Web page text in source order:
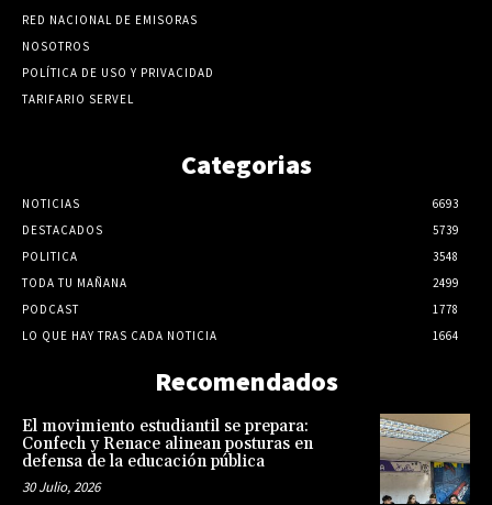
RED NACIONAL DE EMISORAS
NOSOTROS
POLÍTICA DE USO Y PRIVACIDAD
TARIFARIO SERVEL
Categorias
NOTICIAS
6693
DESTACADOS
5739
POLITICA
3548
TODA TU MAÑANA
2499
PODCAST
1778
LO QUE HAY TRAS CADA NOTICIA
1664
Recomendados
El movimiento estudiantil se prepara:
Confech y Renace alinean posturas en
defensa de la educación pública
30 Julio, 2026